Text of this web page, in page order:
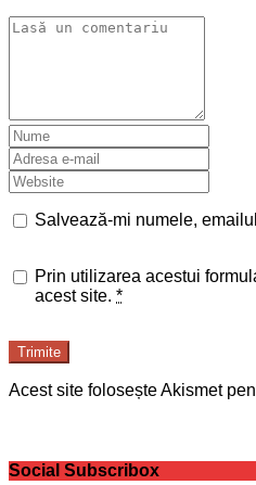
Salvează-mi numele,
Prin utilizarea acestui
acest site. *
Trimite
Acest site folosește Akismet
Social Subscribox